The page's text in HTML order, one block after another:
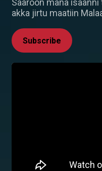
Saaroon mana
akka jirtu maatiin
Subscribe